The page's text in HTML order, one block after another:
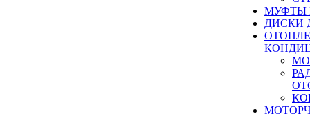
МУФТЫ
ДИСКИ